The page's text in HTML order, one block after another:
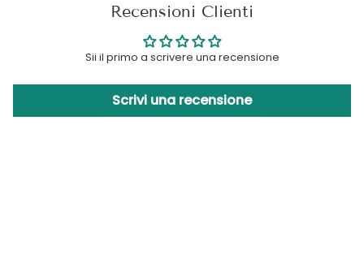
Recensioni Clienti
Sii il primo a scrivere una recensione
Scrivi una recensione